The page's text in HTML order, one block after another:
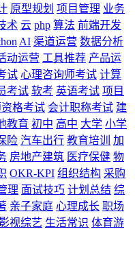
原型规划 项目管理 业务
术 云 php 算法 前端开发
AI 渠道运营 数据分析
动运营 工具推荐 产品运
试 心理咨询师考试 计算
考试 软考 英语考试 项目
格考试 会计职称考试 建
教育 初中 高中 大学 小学
险 汽车出行 教育培训
加
房地产建筑 医疗保健 物
OKR-KPI 组织结构 采购
理 面试技巧 计划总结 综
亲子家庭 心理成长 职场
影视综艺 生活常识 体育游